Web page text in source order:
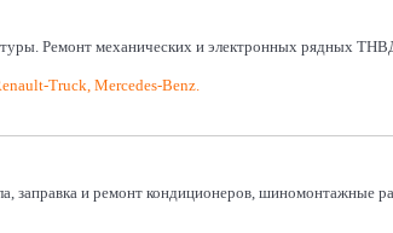
Ремонт механических и электронных рядных
Truck, Mercedes-Benz.
заправка и ремонт кондиционеров,